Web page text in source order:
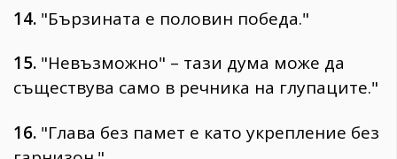
14. "Бързината е половин победа."
15. "Невъзможно" – тази дума може да
съществува само в речника на глупаците."
16. "Глава без памет е като укрепление без